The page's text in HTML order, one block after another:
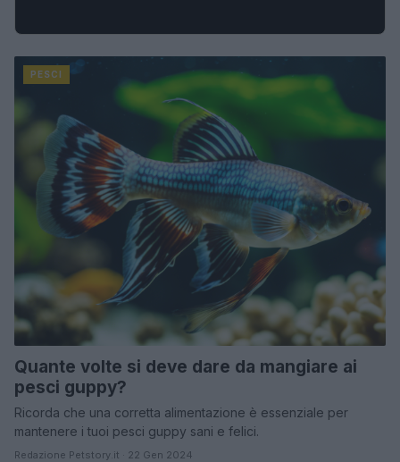
PESCI
Quante volte si deve dare da mangiare ai
pesci guppy?
Ricorda che una corretta alimentazione è essenziale per
mantenere i tuoi pesci guppy sani e felici.
Redazione Petstory.it · 22 Gen 2024